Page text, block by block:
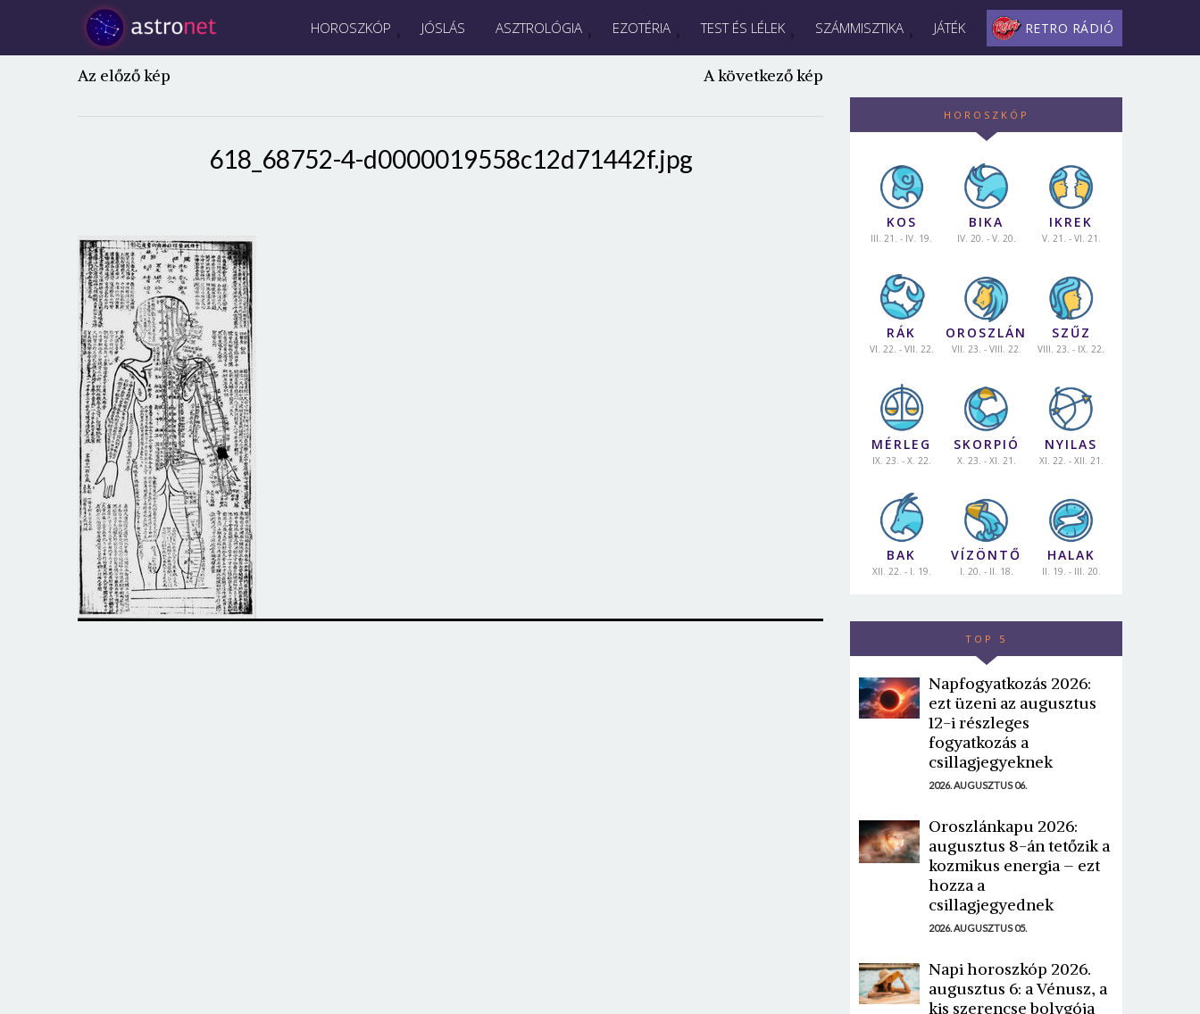
HOROSZKÓP JÓSLÁS ASZTROLÓGIA EZOTÉRIA TEST ÉS LÉLEK SZÁMMISZTIKA JÁTÉK RETRO RÁDIÓ
Az előző kép A következő kép
618_68752-4-d0000019558c12d71442f.jpg
HOROSZKÓP
KOS
III. 21. - IV. 19.
BIKA
IV. 20. - V. 20.
IKREK
V. 21. - VI. 21.
RÁK
VI. 22. - VII. 22.
OROSZLÁN
VII. 23. - VIII. 22.
SZŰZ
VIII. 23. - IX. 22.
MÉRLEG
IX. 23. - X. 22.
SKORPIÓ
X. 23. - XI. 21.
NYILAS
XI. 22. - XII. 21.
BAK
XII. 22. - I. 19.
VÍZÖNTŐ
I. 20. - II. 18.
HALAK
II. 19. - III. 20.
TOP 5
Napfogyatkozás 2026:
ezt üzeni az augusztus
12-i részleges
fogyatkozás a
csillagjegyeknek
2026. AUGUSZTUS 06.
Oroszlánkapu 2026:
augusztus 8-án tetőzik a
kozmikus energia – ezt
hozza a
csillagjegyednek
2026. AUGUSZTUS 05.
Napi horoszkóp 2026.
augusztus 6: a Vénusz, a
kis szerencse bolygója